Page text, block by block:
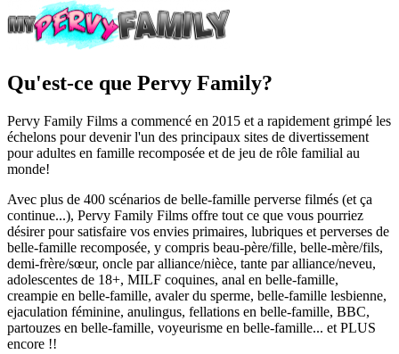
Qu'est-ce que Pervy Family?
Pervy Family Films a commencé en 2015 et a rapidement grimpé les
échelons pour devenir l'un des principaux sites de divertissement
pour adultes en famille recomposée et de jeu de rôle familial au
monde!
Avec plus de 400 scénarios de belle-famille perverse filmés (et ça
continue...), Pervy Family Films offre tout ce que vous pourriez
désirer pour satisfaire vos envies primaires, lubriques et perverses de
belle-famille recomposée, y compris beau-père/fille, belle-mère/fils,
demi-frère/sœur, oncle par alliance/nièce, tante par alliance/neveu,
adolescentes de 18+, MILF coquines, anal en belle-famille,
creampie en belle-famille, avaler du sperme, belle-famille lesbienne,
ejaculation féminine, anulingus, fellations en belle-famille, BBC,
partouzes en belle-famille, voyeurisme en belle-famille... et PLUS
encore !!